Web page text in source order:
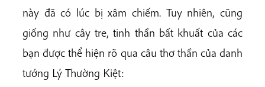
này đã có lúc bị xâm chiếm. Tuy nhiên, cũng
giống như cây tre, tinh thần bất khuất của các
bạn được thể hiện rõ qua câu thơ thần của danh
tướng Lý Thường Kiệt: